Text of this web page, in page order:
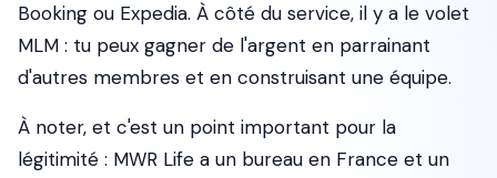
Booking ou Expedia. À côté du service, il y a le volet
MLM : tu peux gagner de l'argent en parrainant
d'autres membres et en construisant une équipe.
À noter, et c'est un point important pour la
légitimité : MWR Life a un bureau en France et un